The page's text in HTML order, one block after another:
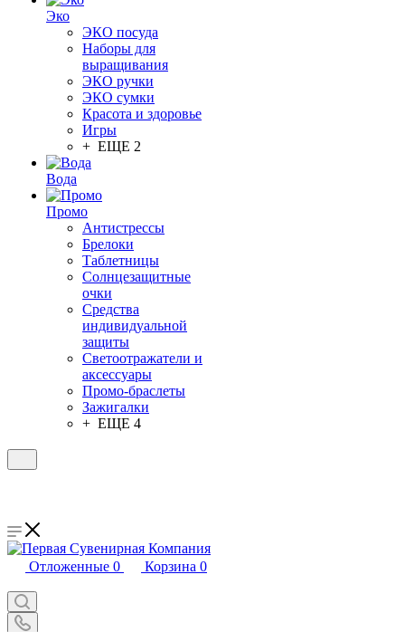
Эко
ЭКО посуда
Наборы для
выращивания
ЭКО ручки
ЭКО сумки
Красота и здоровье
Игры
+ ЕЩЕ 2
Вода
Промо
Антистрессы
Брелоки
Таблетницы
Солнцезащитные
очки
Средства
индивидуальной
защиты
Светоотражатели и
аксессуары
Промо-браслеты
Зажигалки
+ ЕЩЕ 4
Отложенные 0 Корзина 0